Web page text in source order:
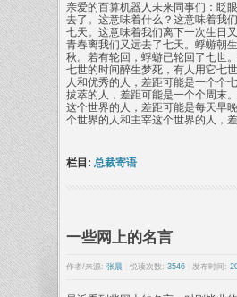
亲爱的百算机器人未来同事们：眨
去了。这意味着什么？这意味着我
七天。这意味着我们离下一次生日
青春离我们又远去了七天。蜉蝣朝
秋。若有轮回，蜉蝣已轮回了七世
七世的时间醉生梦死，有人用它七
人和优秀的人，差距可能是一个个
拔萃的人，差距可能是一个个周末
这个世界的人，差距可能是每天早
个世界的人和主宰这个世界的人，
栏目: 总裁寄语
一些网上的名言
作者/来源: 张晨 悦读次数: 3546 发布时间: